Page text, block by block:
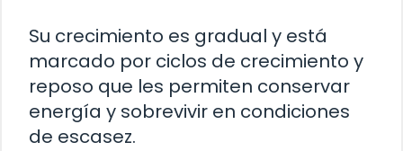
Su crecimiento es gradual y está
marcado por ciclos de crecimiento y
reposo que les permiten conservar
energía y sobrevivir en condiciones
de escasez.